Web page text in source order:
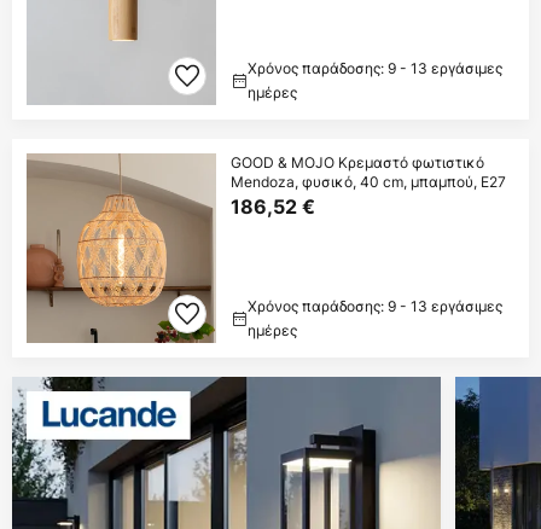
Χρόνος παράδοσης: 9 - 13 εργάσιμες
ημέρες
GOOD & MOJO Κρεμαστό φωτιστικό
Mendoza, φυσικό, 40 cm, μπαμπού, E27
186,52 €
Χρόνος παράδοσης: 9 - 13 εργάσιμες
ημέρες